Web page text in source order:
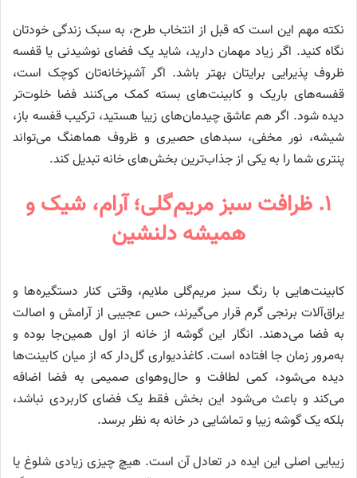
نکته مهم این است که قبل از انتخاب طرح، به سبک زندگی خودتان
نگاه کنید. اگر زیاد مهمان دارید، شاید یک فضای نوشیدنی یا قفسه
ظروف پذیرایی برایتان بهتر باشد. اگر آشپزخانه‌تان کوچک است،
قفسه‌های باریک و کابینت‌های بسته کمک می‌کنند فضا خلوت‌تر
دیده شود. اگر هم عاشق چیدمان‌های زیبا هستید، ترکیب قفسه باز،
شیشه، نور مخفی، سبدهای حصیری و ظروف هماهنگ می‌تواند
پنتری شما را به یکی از جذاب‌ترین بخش‌های خانه تبدیل کند.
۱. ظرافت سبز مریم‌گلی؛ آرام، شیک و
همیشه دلنشین
کابینت‌هایی با رنگ سبز مریم‌گلی ملایم، وقتی کنار دستگیره‌ها و
یراق‌آلات برنجی گرم قرار می‌گیرند، حس عجیبی از آرامش و اصالت
به فضا می‌دهند. انگار این گوشه از خانه از اول همین‌جا بوده و
به‌مرور زمان جا افتاده است. کاغذدیواری گل‌دار که از میان کابینت‌ها
دیده می‌شود، کمی لطافت و حال‌وهوای صمیمی به فضا اضافه
می‌کند و باعث می‌شود این بخش فقط یک فضای کاربردی نباشد،
بلکه یک گوشه زیبا و تماشایی در خانه به نظر برسد.
زیبایی اصلی این ایده در تعادل آن است. هیچ چیزی زیادی شلوغ یا